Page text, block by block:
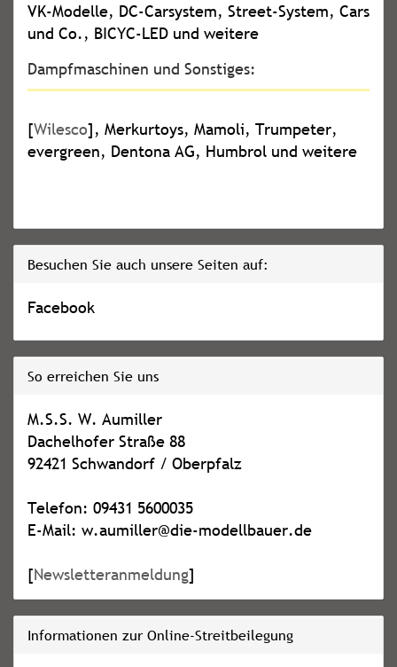
VK-Modelle, DC-Carsystem, Street-System, Cars
und Co., BICYC-LED und weitere
Dampfmaschinen und Sonstiges:
[Wilesco], Merkurtoys, Mamoli, Trumpeter,
evergreen, Dentona AG, Humbrol und weitere
Besuchen Sie auch unsere Seiten auf:
Facebook
So erreichen Sie uns
M.S.S. W. Aumiller
Dachelhofer Straße 88
92421 Schwandorf / Oberpfalz
Telefon: 09431 5600035
E-Mail: w.aumiller@die-modellbauer.de
[Newsletteranmeldung]
Informationen zur Online-Streitbeilegung